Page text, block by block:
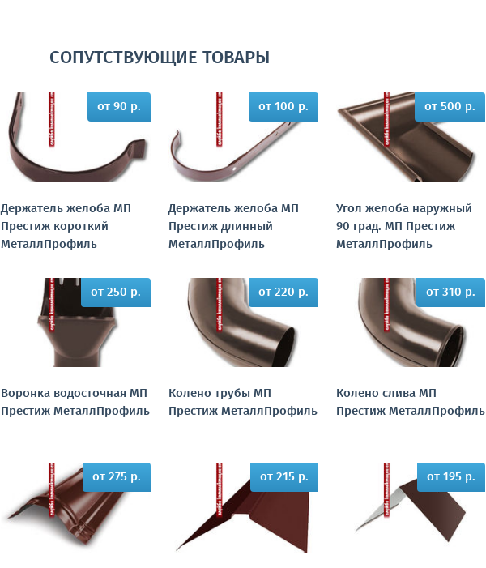
СОПУТСТВУЮЩИЕ ТОВАРЫ
от 90 р.
Держатель желоба МП
Престиж короткий
МеталлПрофиль
от 100 р.
Держатель желоба МП
Престиж длинный
МеталлПрофиль
от 500 р.
Угол желоба наружный
90 град. МП Престиж
МеталлПрофиль
от 250 р.
Воронка водосточная МП
Престиж МеталлПрофиль
от 220 р.
Колено трубы МП
Престиж МеталлПрофиль
от 310 р.
Колено слива МП
Престиж МеталлПрофиль
от 275 р. от 215 р. от 195 р.